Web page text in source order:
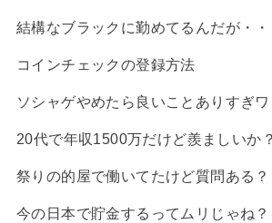
結構なブラックに勤めてるんだが・・
コインチェックの登録方法
ソシャゲやめたら良いことありすぎワ
20代で年収1500万だけど羨ましいか？
祭りの的屋で働いてたけど質問ある？
今の日本で貯金するってムリじゃね？